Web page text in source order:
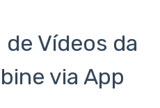
Vídeos da
via App